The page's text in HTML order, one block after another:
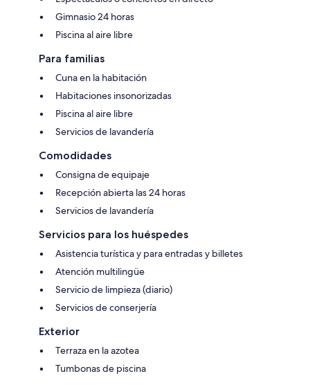
Gimnasio 24 horas
Piscina al aire libre
Para familias
Cuna en la habitación
Habitaciones insonorizadas
Piscina al aire libre
Servicios de lavandería
Comodidades
Consigna de equipaje
Recepción abierta las 24 horas
Servicios de lavandería
Servicios para los huéspedes
Asistencia turística y para entradas y billetes
Atención multilingüe
Servicio de limpieza (diario)
Servicios de conserjería
Exterior
Terraza en la azotea
Tumbonas de piscina